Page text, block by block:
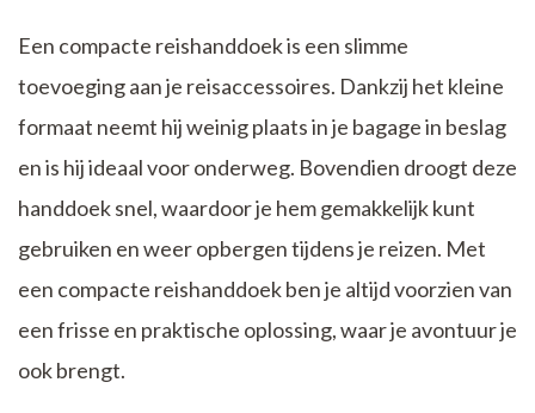
Een compacte reishanddoek is een slimme
toevoeging aan je reisaccessoires. Dankzij het kleine
formaat neemt hij weinig plaats in je bagage in beslag
en is hij ideaal voor onderweg. Bovendien droogt deze
handdoek snel, waardoor je hem gemakkelijk kunt
gebruiken en weer opbergen tijdens je reizen. Met
een compacte reishanddoek ben je altijd voorzien van
een frisse en praktische oplossing, waar je avontuur je
ook brengt.